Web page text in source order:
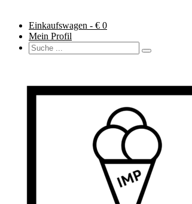
Einkaufswagen - € 0
Mein Profil